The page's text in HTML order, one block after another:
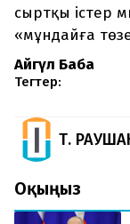
сыртқы істер
«мұндайға
Айгүл Баба
Тегтер:
Т.
Оқыңыз